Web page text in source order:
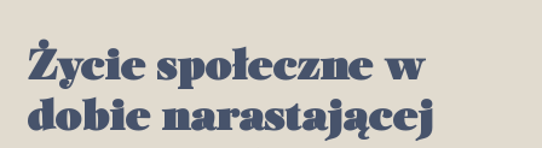
Życie społeczne w
dobie narastającej